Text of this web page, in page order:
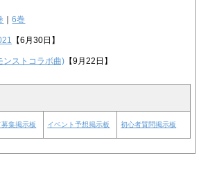
｜6巻
【6月30日】
ンストコラボ曲) 【9月22日】
集掲示板 イベント予想掲示板 初心者質問掲示板